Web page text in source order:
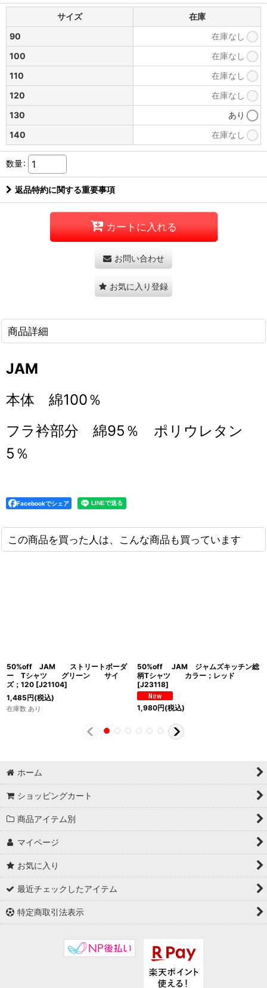
サイズ
在庫
90
在庫なし
100
在庫なし
110
在庫なし
120
在庫なし
130
あり
140
在庫なし
数量:
返品特約に関する重要事項
カートに入れる
お問い合わせ
お気に入り登録
商品詳細
JAM
本体 綿100％
フラ衿部分 綿95％ ポリウレタン
5％
Facebookでシェア
この商品を買った人は、こんな商品も買っています
50%off JAM ストリートボーダ
ー Tシャツ グリーン サイ
ズ；120 [J21104]
1,485円(税込)
在庫数 あり
50%off JAM ジャムズキッチン総
柄Tシャツ カラー；レッド
[J23118]
1,980円(税込)
ホーム
ショッピングカート
商品アイテム別
マイページ
お気に入り
最近チェックしたアイテム
特定商取引法表示